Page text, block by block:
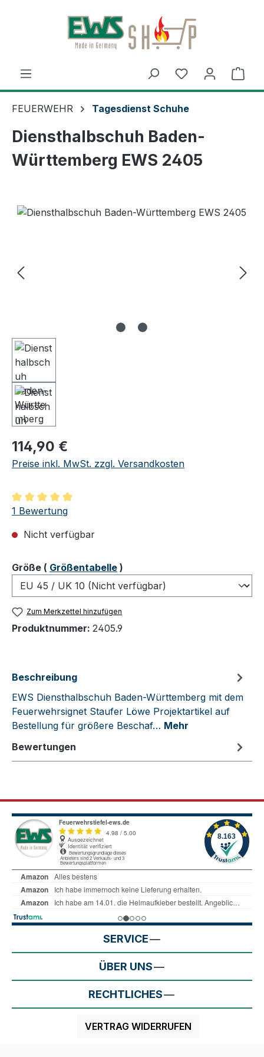
Zum Hauptinhalt springen
FEUERWEHR Tagesdienst Schuhe
Diensthalbschuh Baden-
Württemberg EWS 2405
Regulärer Preis:
114,90 €
Preise inkl. MwSt. zzgl. Versandkosten
Durchschnittliche Bewertung von 5 von 5 Sternen
1 Bewertung
Nicht verfügbar
Größeauswählen
( Größentabelle )
Zum Merkzettel hinzufügen
Produktnummer: 2405.9
Beschreibung
EWS Diensthalbschuh Baden-Württemberg mit dem
Feuerwehrsignet Staufer Löwe Projektartikel auf
Bestellung für größere Beschaf… Mehr
Bewertungen
SERVICE
ÜBER UNS
RECHTLICHES
VERTRAG WIDERRUFEN